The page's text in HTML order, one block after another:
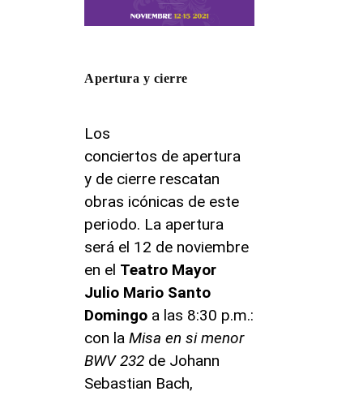
Apertura y cierre
Los
conciertos de apertura
y de cierre rescatan
obras icónicas de este
periodo. La apertura
será el 12 de noviembre
en el Teatro Mayor
Julio Mario Santo
Domingo a las 8:30 p.m.:
con la Misa en si menor
BWV 232 de Johann
Sebastian Bach,